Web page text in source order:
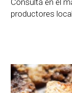
productores